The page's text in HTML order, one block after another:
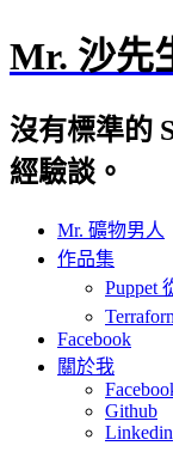
Mr. 沙先
沒有標準的
經驗談。
Mr. 礦物男人
作品集
Puppet
Facebook
關於我
Github
Linkedin